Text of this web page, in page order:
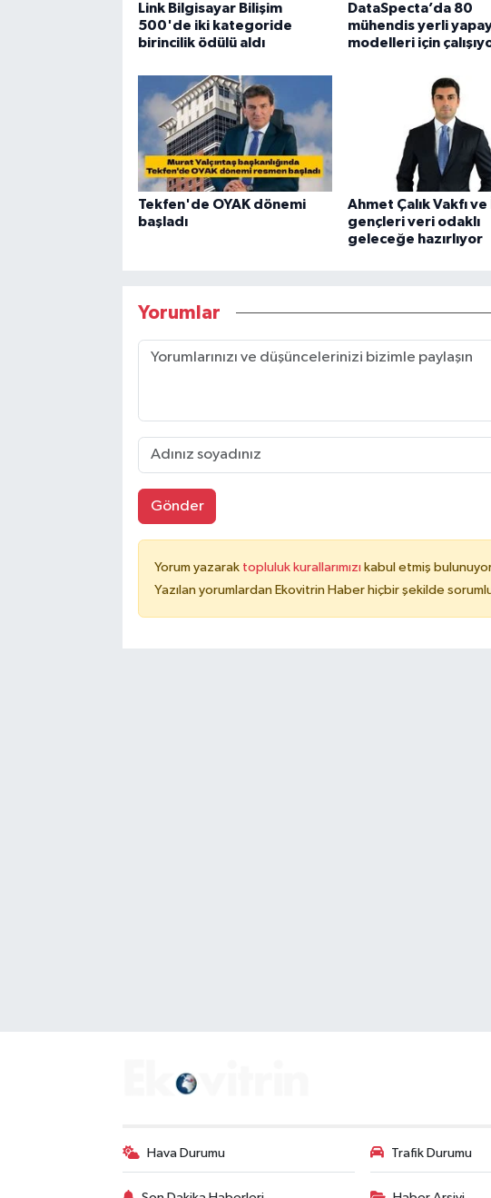
Link Bilgisayar Bilişim
500'de iki kategoride
birincilik ödülü aldı
DataSpecta’da 80
mühendis yerli
modelleri için
Tekfen'de OYAK dönemi
başladı
Ahmet Çalık Vakfı ve
gençleri veri odaklı
geleceğe hazırlıyor
Yorumlar
Gönder
Yorum yazarak topluluk kurallarımızı kabul etmiş
Yazılan yorumlardan Ekovitrin Haber hiçbir şekilde
Hava Durumu Trafik Durumu